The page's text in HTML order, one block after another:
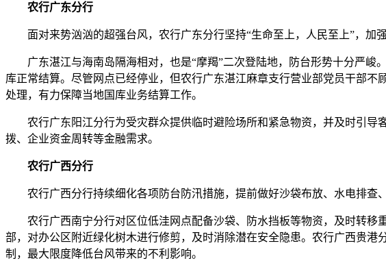
农行广东分行
面对来势汹汹的超强台风，农行广东分行坚持“生命至上，人民至上”，加
广东湛江与海南岛隔海相对，也是“摩羯”二次登陆地，防台形势十分严峻
库正常结算。尽管网点已经停业，但农行广东湛江麻章支行营业部党员干部
处理，有力保障当地国库业务结算工作。
农行广东阳江分行为受灾群众提供临时避险场所和紧急物资，并及时引导
拨、企业资金周转等金融需求。
农行广西分行
农行广西分行持续细化各项防台防汛措施，提前做好沙袋布放、水电排查
农行广西南宁分行对区位低洼网点配备沙袋、防水挡板等物资，及时转移
部，对办公区附近绿化树木进行修剪，及时消除潜在安全隐患。农行广西贵
制，最大限度降低台风带来的不利影响。